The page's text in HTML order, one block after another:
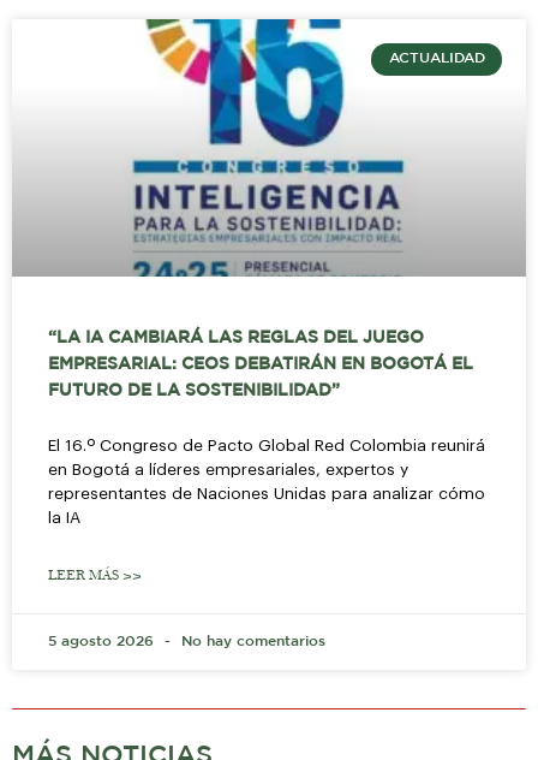
ACTUALIDAD
“LA IA CAMBIARÁ LAS REGLAS DEL JUEGO
EMPRESARIAL: CEOS DEBATIRÁN EN BOGOTÁ EL
FUTURO DE LA SOSTENIBILIDAD”
El 16.º Congreso de Pacto Global Red Colombia reunirá
en Bogotá a líderes empresariales, expertos y
representantes de Naciones Unidas para analizar cómo
la IA
LEER MÁS >>
5 agosto 2026 No hay comentarios